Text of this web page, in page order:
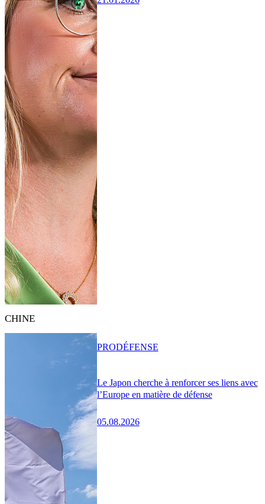
CHINE
Le Japon cherche à renforcer ses liens avec
l’Europe en matière de défense
05.08.2026
PRODÉFENSE